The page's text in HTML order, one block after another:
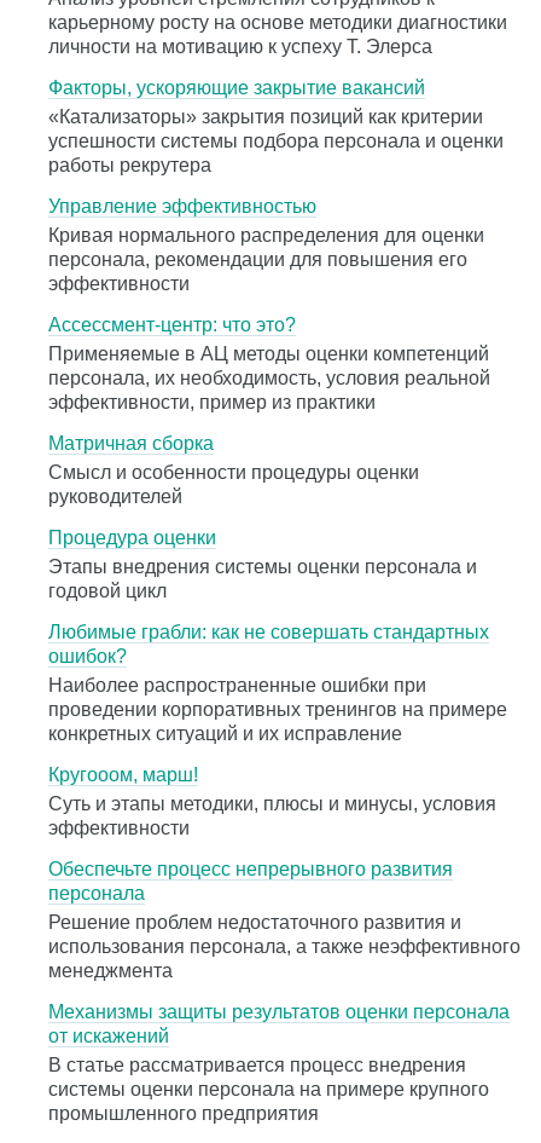
карьерному росту на основе методики диагностики
личности на мотивацию к успеху Т. Элерса
Факторы, ускоряющие закрытие вакансий
«Катализаторы» закрытия позиций как критерии
успешности системы подбора персонала и оценки
работы рекрутера
Управление эффективностью
Кривая нормального распределения для оценки
персонала, рекомендации для повышения его
эффективности
Ассессмент-центр: что это?
Применяемые в АЦ методы оценки компетенций
персонала, их необходимость, условия реальной
эффективности, пример из практики
Матричная сборка
Смысл и особенности процедуры оценки
руководителей
Процедура оценки
Этапы внедрения системы оценки персонала и
годовой цикл
Любимые грабли: как не совершать стандартных
ошибок?
Наиболее распространенные ошибки при
проведении корпоративных тренингов на примере
конкретных ситуаций и их исправление
Кругооом, марш!
Суть и этапы методики, плюсы и минусы, условия
эффективности
Обеспечьте процесс непрерывного развития
персонала
Решение проблем недостаточного развития и
использования персонала, а также неэффективного
менеджмента
Механизмы защиты результатов оценки персонала
от искажений
В статье рассматривается процесс внедрения
системы оценки персонала на примере крупного
промышленного предприятия